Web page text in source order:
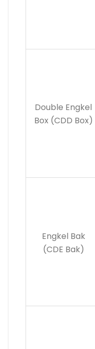
Double Engkel
Box (CDD Box)
Engkel Bak
(CDE Bak)